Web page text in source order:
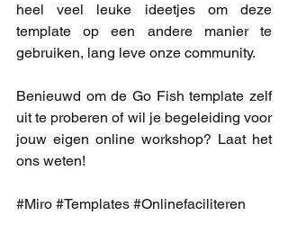
heel veel leuke ideetjes om deze
template op een andere manier te
gebruiken, lang leve onze community.
Benieuwd om de Go Fish template zelf
uit te proberen of wil je begeleiding voor
jouw eigen online workshop? Laat het
ons weten!
#Miro #Templates #Onlinefaciliteren